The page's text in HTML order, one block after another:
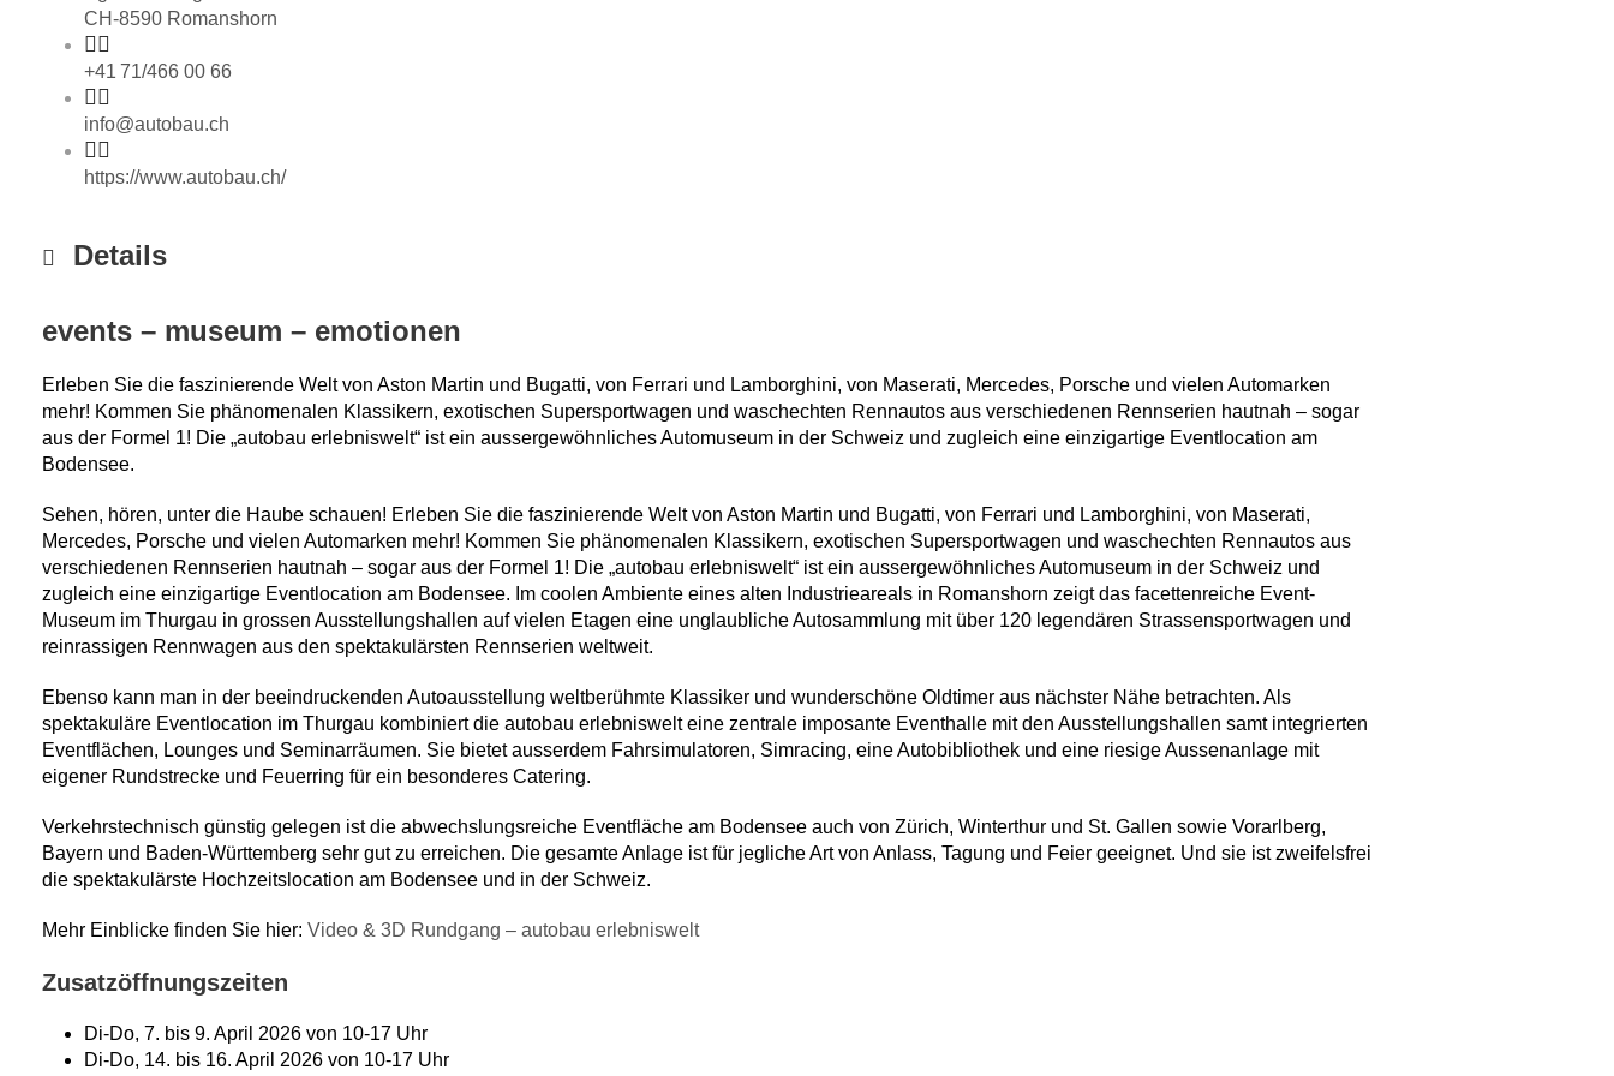
CH-8590 Romanshorn
+41 71/466 00 66
info@autobau.ch
https://www.autobau.ch/
Details
events – museum – emotionen
Erleben Sie die faszinierende Welt von Aston Martin und Bugatti, von Ferrari und Lamborghini, von Maserati, Mercedes, Porsche und vielen Automarken
mehr! Kommen Sie phänomenalen Klassikern, exotischen Supersportwagen und waschechten Rennautos aus verschiedenen Rennserien hautnah – sogar
aus der Formel 1! Die „autobau erlebniswelt“ ist ein aussergewöhnliches Automuseum in der Schweiz und zugleich eine einzigartige Eventlocation am
Bodensee.
Sehen, hören, unter die Haube schauen! Erleben Sie die faszinierende Welt von Aston Martin und Bugatti, von Ferrari und Lamborghini, von Maserati,
Mercedes, Porsche und vielen Automarken mehr! Kommen Sie phänomenalen Klassikern, exotischen Supersportwagen und waschechten Rennautos aus
verschiedenen Rennserien hautnah – sogar aus der Formel 1! Die „autobau erlebniswelt“ ist ein aussergewöhnliches Automuseum in der Schweiz und
zugleich eine einzigartige Eventlocation am Bodensee. Im coolen Ambiente eines alten Industrieareals in Romanshorn zeigt das facettenreiche Event-
Museum im Thurgau in grossen Ausstellungshallen auf vielen Etagen eine unglaubliche Autosammlung mit über 120 legendären Strassensportwagen und
reinrassigen Rennwagen aus den spektakulärsten Rennserien weltweit.
Ebenso kann man in der beeindruckenden Autoausstellung weltberühmte Klassiker und wunderschöne Oldtimer aus nächster Nähe betrachten. Als
spektakuläre Eventlocation im Thurgau kombiniert die autobau erlebniswelt eine zentrale imposante Eventhalle mit den Ausstellungshallen samt integrierten
Eventflächen, Lounges und Seminarräumen. Sie bietet ausserdem Fahrsimulatoren, Simracing, eine Autobibliothek und eine riesige Aussenanlage mit
eigener Rundstrecke und Feuerring für ein besonderes Catering.
Verkehrstechnisch günstig gelegen ist die abwechslungsreiche Eventfläche am Bodensee auch von Zürich, Winterthur und St. Gallen sowie Vorarlberg,
Bayern und Baden-Württemberg sehr gut zu erreichen. Die gesamte Anlage ist für jegliche Art von Anlass, Tagung und Feier geeignet. Und sie ist zweifelsfrei
die spektakulärste Hochzeitslocation am Bodensee und in der Schweiz.
Mehr Einblicke finden Sie hier: Video & 3D Rundgang – autobau erlebniswelt
Zusatzöffnungszeiten
Di-Do, 7. bis 9. April 2026 von 10-17 Uhr
Di-Do, 14. bis 16. April 2026 von 10-17 Uhr